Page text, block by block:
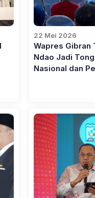
22 Mei 2026
Wapres Gibran
Ndao Jadi
Nasional dan